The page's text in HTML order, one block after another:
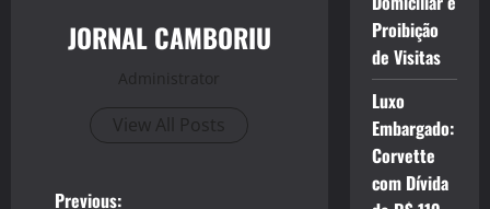
JORNAL CAMBORIU
Administrator
View All Posts
Previous:
Proibição
de Visitas
Luxo
Embargado:
Corvette
com Dívida